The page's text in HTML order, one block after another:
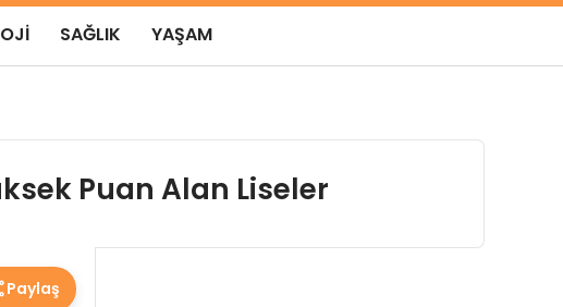
SAĞLIK YAŞAM
Puan Alan Liseler
Paylaş